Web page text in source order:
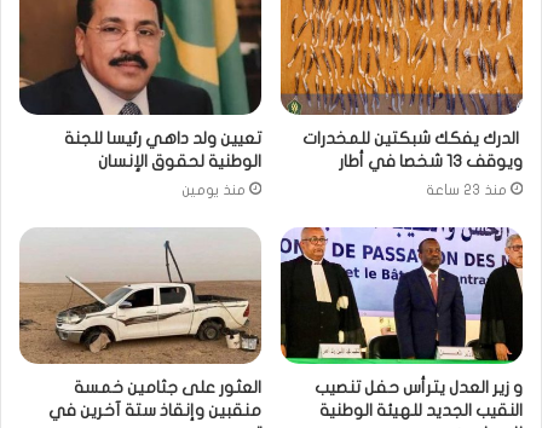
الدرك يفكك شبكتين للمخدرات
ويوقف 13 شخصا في أطار
منذ 23 ساعة
تعيين ولد داهي رئيسا للجنة
الوطنية لحقوق الإنسان
منذ يومين
و زير العدل يترأس حفل تنصيب
النقيب الجديد للهيئة الوطنية
العثور على جثامين خمسة
منقبين وإنقاذ ستة آخرين في